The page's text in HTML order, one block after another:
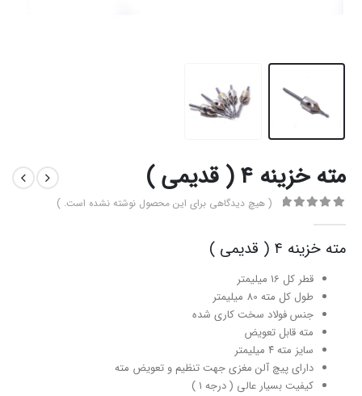
مته خزینه ۴ ( قدیمی )
( هیچ دیدگاهی برای این محصول نوشته نشده است. )
مته خزینه ۴ ( قدیمی )
قطر کل 16 میلیمتر
طول کل مته 80 میلیمتر
جنس فولاد سخت کاری شده
مته قابل تعویض
سایز مته ۴ میلیمتر
دارای پیچ آلن مغزی جهت تنظیم و تعویض مته
کیفیت بسیار عالی ( درجه ۱ )